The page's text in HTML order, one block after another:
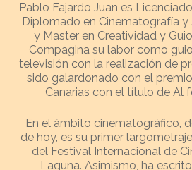
Pablo Fajardo Juan es
Diplomado en Cinematografía y
y Master en Creatividad y
Compagina su labor como
televisión con la realización de
sido galardonado con el
Canarias con el título de Al
En el ámbito cinematográfico,
de hoy, es su primer
del Festival Internacional de
Laguna. Asimismo, ha